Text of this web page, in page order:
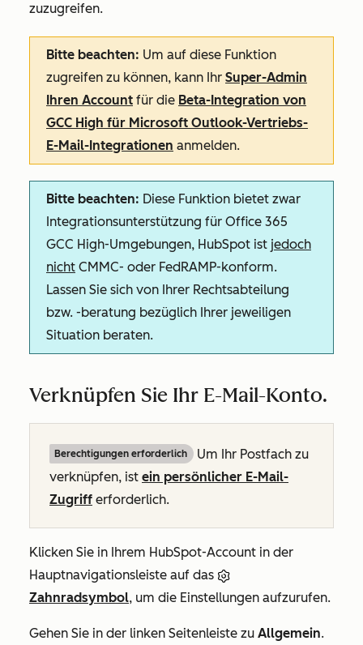
zuzugreifen.
Bitte beachten: Um auf diese Funktion
zugreifen zu können, kann Ihr Super-Admin
Ihren Account für die Beta-Integration von
GCC High für Microsoft Outlook-Vertriebs-
E-Mail-Integrationen anmelden.
Bitte beachten: Diese Funktion bietet zwar
Integrationsunterstützung für Office 365
GCC High-Umgebungen, HubSpot ist jedoch
nicht CMMC- oder FedRAMP-konform.
Lassen Sie sich von Ihrer Rechtsabteilung
bzw. -beratung bezüglich Ihrer jeweiligen
Situation beraten.
Verknüpfen Sie Ihr E-Mail-Konto.
Berechtigungen erforderlich
Um Ihr Postfach zu
verknüpfen, ist ein persönlicher E-Mail-
Zugriff erforderlich.
Klicken Sie in Ihrem HubSpot-Account in der
Hauptnavigationsleiste auf das
Zahnradsymbol, um die Einstellungen aufzurufen.
Gehen Sie in der linken Seitenleiste zu Allgemein.